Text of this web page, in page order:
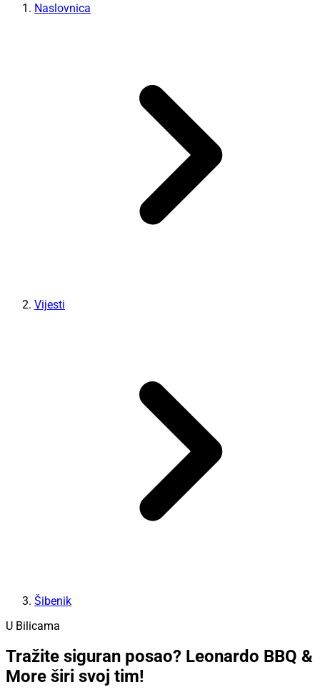
Naslovnica
Vijesti
Šibenik
U Bilicama
Tražite siguran posao? Leonardo BBQ &
More širi svoj tim!